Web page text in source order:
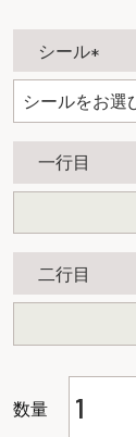
シール
必
須
一行目
二行目